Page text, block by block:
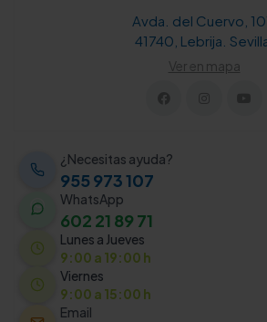
Avda. del Cuervo,
41740, Lebrija.
Ver en mapa
¿Necesitas ayuda?
955 973 107
WhatsApp
602 21 89 71
Lunes a Jueves
9:00 a 19:00 h
Viernes
9:00 a 15:00 h
Email